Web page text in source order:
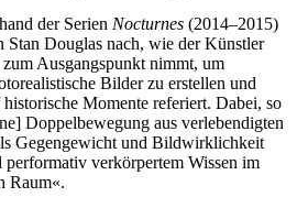
der Serien Nocturnes (2014–2015)
Stan Douglas nach, wie der Künstler
Ausgangspunkt nimmt, um
Bilder zu erstellen und
Momente referiert. Dabei, so
Doppelbewegung aus verlebendigten
Gegengewicht und Bildwirklichkeit
performativ verkörpertem Wissen im
Raum«.